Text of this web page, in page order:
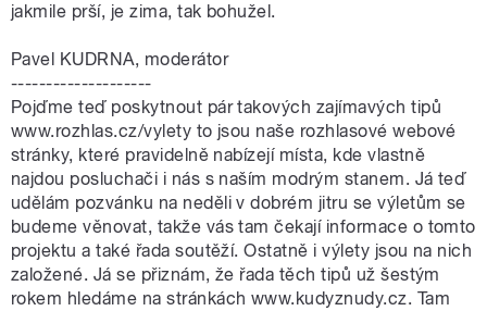
jakmile prší, je zima, tak bohužel.
Pavel KUDRNA, moderátor
--------------------
Pojďme teď poskytnout pár takových zajímavých tipů
www.rozhlas.cz/vylety to jsou naše rozhlasové webové
stránky, které pravidelně nabízejí místa, kde vlastně
najdou posluchači i nás s naším modrým stanem. Já teď
udělám pozvánku na neděli v dobrém jitru se výletům se
budeme věnovat, takže vás tam čekají informace o tomto
projektu a také řada soutěží. Ostatně i výlety jsou na nich
založené. Já se přiznám, že řada těch tipů už šestým
rokem hledáme na stránkách www.kudyznudy.cz. Tam